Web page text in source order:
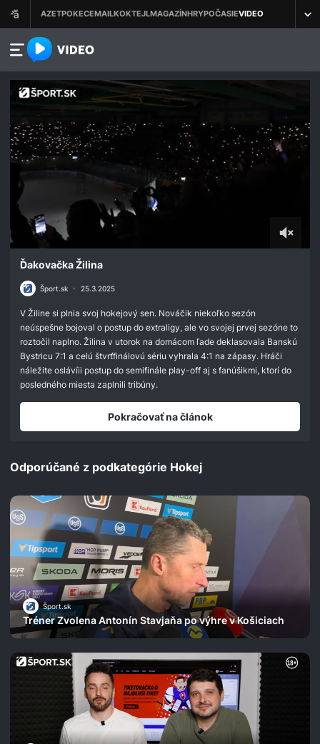
azet.video.sk
seconds
minutes,
29
seconds
Ďakovačka Žilina
Šport.sk • 25.3.2025
V Žiline si plnia svoj hokejový sen. Nováčik niekoľko sezón
neúspešne bojoval o postup do extraligy, ale vo svojej prvej sezóne to
roztočil naplno. Žilina v utorok na domácom ľade deklasovala Banskú
Bystricu 7:1 a celú štvrťfinálovú sériu vyhrala 4:1 na zápasy. Hráči
náležite oslávíii postup do semifinále play-off aj s fanúšikmi, ktorí do
posledného miesta zaplnili tribúny.
Pokračovať na článok
Odporúčané z podkategórie Hokej
Šport.sk
Tréner Zvolena Antonín Stavjaňa po výhre v Košiciach